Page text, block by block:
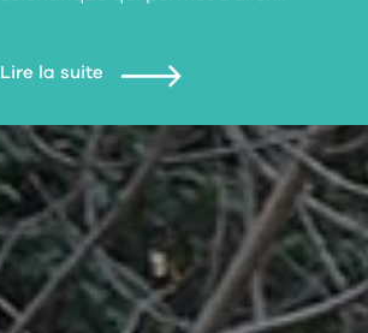
Lire la suite